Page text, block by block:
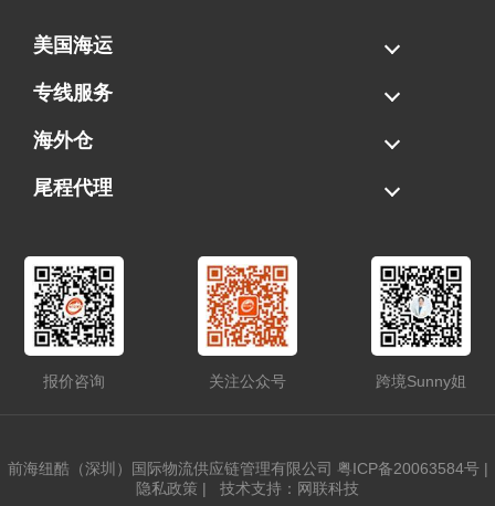
美国海运
海运拼柜
海运整柜
美国海卡
加拿大海运
专线服务
FBA专线直送
超大件专线
AWD专线
电池专线
海外仓
一件代发
FBA中转
贴标换标
拆柜/存储
尾程代理
报价咨询 关注公众号 跨境Sunny姐
前海纽酷（深圳）国际物流供应链管理有限公司 粤ICP备20063584号|
隐私政策 | 技术支持：网联科技